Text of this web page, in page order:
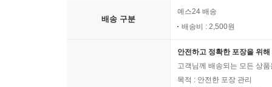
배송 구분
예스24 배송
배송비 : 2,500원
안전하고 정확한 포장을 위
고객님께 배송되는 모든 상
목적 : 안전한 포장 관리